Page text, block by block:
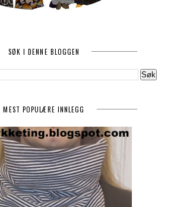
SØK I DENNE BLOGGEN
MEST POPULÆRE INNLEGG